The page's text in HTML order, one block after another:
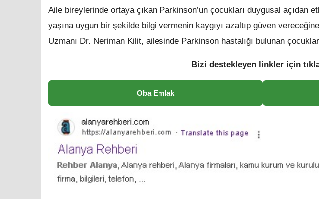
Aile bireylerinde ortaya çıkan Parkinson’un çocukları duygusal açıdan
yaşına uygun bir şekilde bilgi vermenin kaygıyı azaltıp güven
Uzmanı Dr. Neriman Kilit, ailesinde Parkinson hastalığı bulunan
Bizi destekleyen linkler için
Oba Emlak